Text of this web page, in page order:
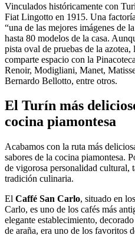
Vinculados históricamente con
Fiat Lingotto en 1915. Una
“una de las mejores imágenes de
hasta 80 modelos de la casa.
pista oval de pruebas de la
comparte espacio con la
Renoir, Modigliani, Manet,
Bernardo Bellotto, entre otros.
El Turín más
cocina piamontesa
Acabamos con la ruta más
sabores de la cocina piamontesa.
de vigorosa personalidad cultural,
tradición culinaria.
El Caffé San Carlo, situado en
Carlo, es uno de los cafés más
elegante establecimiento,
de araña, era uno de los favoritos